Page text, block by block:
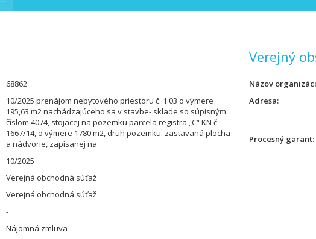
68862
10/2025 prenájom nebytového priestoru č. 1.03 o výmere
195,63 m2 nachádzajúceho sa v stavbe- sklade so súpisným
číslom 4074, stojacej na pozemku parcela registra „C“ KN č.
1667/14, o výmere 1780 m2, druh pozemku: zastavaná plocha
a nádvorie, zapísanej na
10/2025
Verejná obchodná súťaž
Verejná obchodná súťaž
-
Nájomná zmluva
Verejný
Názov
Adresa
Procesný garant